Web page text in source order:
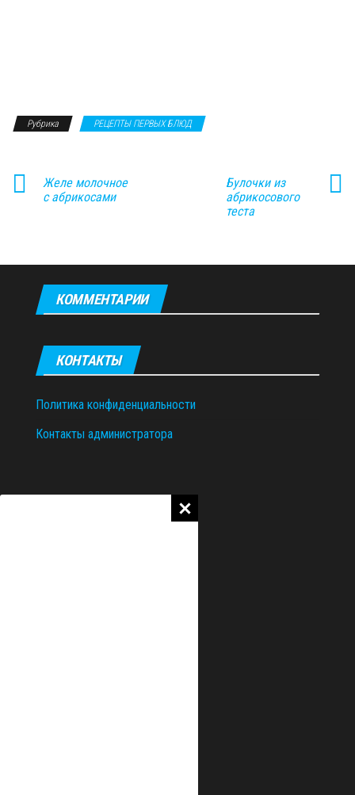
Рубрика РЕЦЕПТЫ ПЕРВЫХ БЛЮД
Желе молочное
с абрикосами
Булочки из
абрикосового
теста
КОММЕНТАРИИ
КОНТАКТЫ
Политика конфиденциальности
Контакты администратора